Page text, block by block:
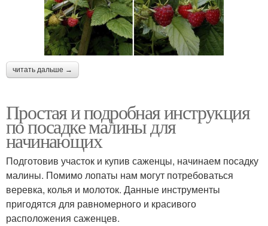
читать дальше →
Простая и подробная инструкция
по посадке малины для
начинающих
Подготовив участок и купив саженцы, начинаем посадку
малины. Помимо лопаты нам могут потребоваться
веревка, колья и молоток. Данные инструменты
пригодятся для равномерного и красивого
расположения саженцев.